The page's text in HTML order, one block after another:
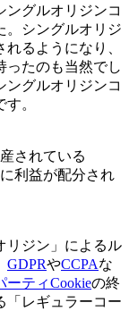
ングルオリジンコ
。シングルオリジ
るようになり、
ったのも当然でし
ングルオリジンコ
。
されている
利益が配分され
リジン」によるル
GDPRやCCPAな
ーティCookieの終
「レギュラーコー